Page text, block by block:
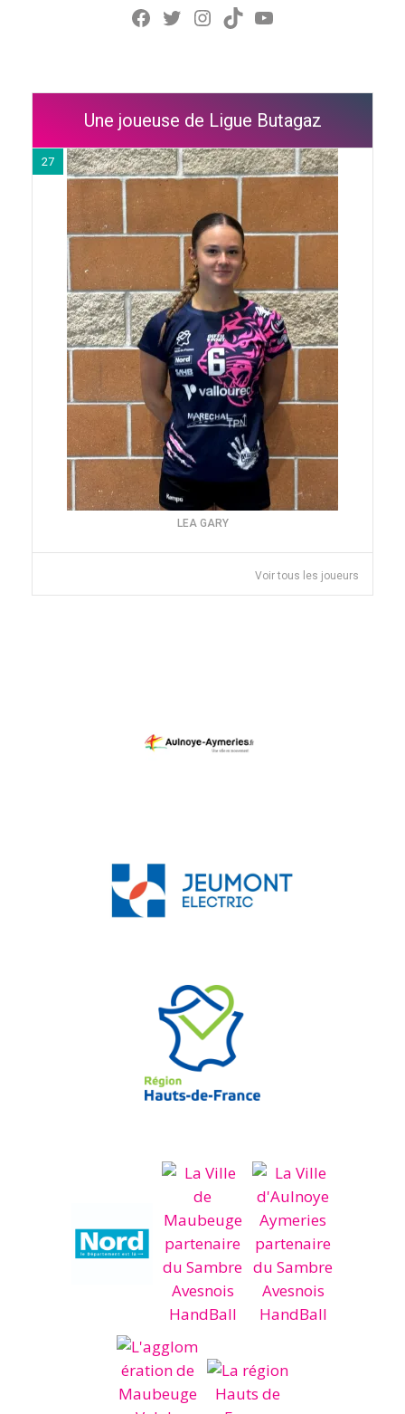
Facebook
Twitter
Instagram
TikTokYouTube
Une joueuse de Ligue Butagaz
27
LEA GARY
Voir tous les joueurs